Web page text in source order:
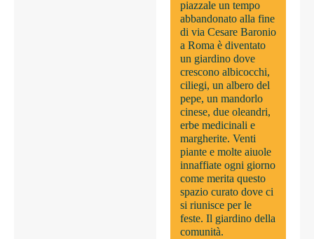
piazzale un tempo
abbandonato alla fine
di via Cesare Baronio
a Roma è diventato
un giardino dove
crescono albicocchi,
ciliegi, un albero del
pepe, un mandorlo
cinese, due oleandri,
erbe medicinali e
margherite. Venti
piante e molte aiuole
innaffiate ogni giorno
come merita questo
spazio curato dove ci
si riunisce per le
feste. Il giardino della
comunità.